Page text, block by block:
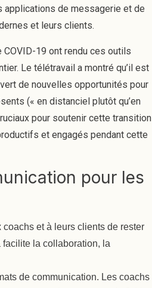
applications de messagerie et de
et leurs clients.
19 ont rendu ces outils
Le télétravail a montré qu’il est
de nouvelles opportunités pour
(« en distanciel plutôt qu’en
pour soutenir cette transition
et engagés pendant cette
pour les
et à leurs clients de rester
facilite la collaboration, la
de communication. Les coachs